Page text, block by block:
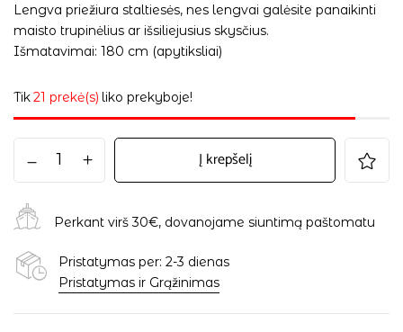
Lengva priežiura staltiesės, nes lengvai galėsite panaikinti
maisto trupinėlius ar išsiliejusius skysčius.
Išmatavimai: 180 cm (apytiksliai)
Tik21 prekė(s) liko prekyboje!
Į krepšelį
Perkant virš 30€, dovanojame siuntimą paštomatu
Pristatymas per: 2-3 dienas
Pristatymas ir Grąžinimas